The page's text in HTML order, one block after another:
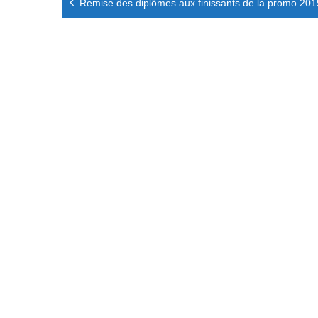
de
Remise des diplômes aux finissants de la promo